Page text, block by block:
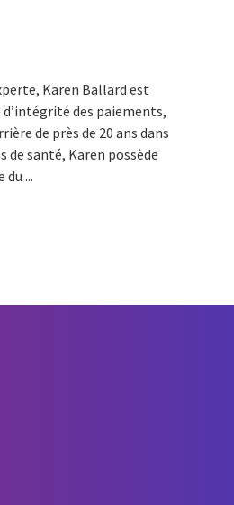
Karen Ballard est
des paiements,
de près de 20 ans dans
de santé, Karen possède
...